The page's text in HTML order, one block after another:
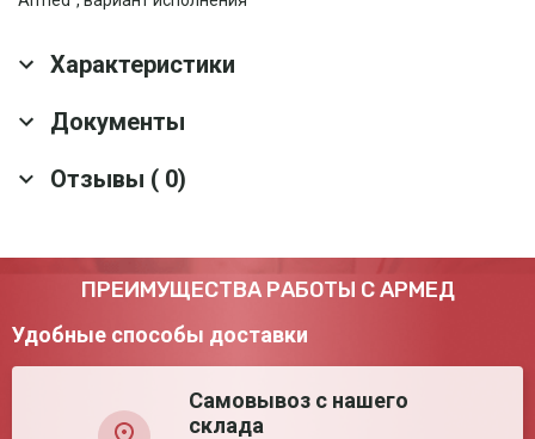
Характеристики
Основные характеристики
Срок службы
Сброс; Прямое дозирование; Обратное
Транспортные характеристики
транспортной
46*38.5*30.5 см
Документы
Скачать все документы
Отзывы ( 0)
Оставить отзыв
ПРЕИМУЩЕСТВА РАБОТЫ С АРМЕД
Удобные способы доставки
Самовывоз с нашего
склада